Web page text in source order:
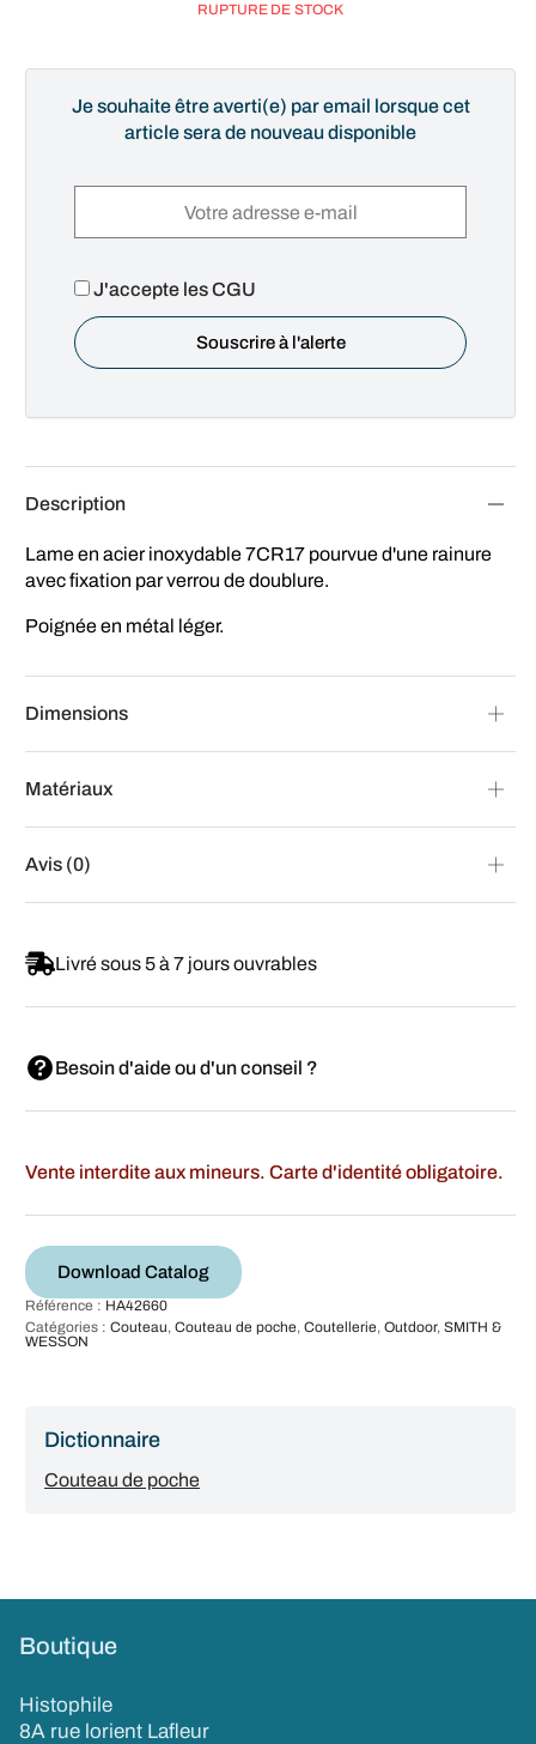
RUPTURE DE STOCK
Je souhaite être averti(e) par email lorsque cet
article sera de nouveau disponible
J'accepte les CGU
Description
Lame en acier inoxydable 7CR17 pourvue d'une rainure
avec fixation par verrou de doublure.
Poignée en métal léger.
Dimensions
Matériaux
Avis (0)
Livré sous 5 à 7 jours ouvrables
Besoin d'aide ou d'un conseil ?
Vente interdite aux mineurs. Carte d'identité obligatoire.
Download Catalog
Référence : HA42660
Catégories : Couteau, Couteau de poche, Coutellerie, Outdoor, SMITH &
WESSON
Dictionnaire
Couteau de poche
Boutique
Histophile
8A rue lorient Lafleur